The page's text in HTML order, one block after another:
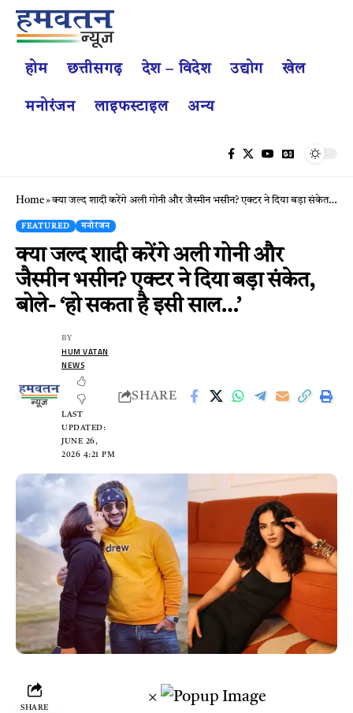
होम छत्तीसगढ़ देश – विदेश उद्योग खेल
मनोरंजन लाइफस्टाइल अन्य
Home»क्या जल्द शादी करेंगे अली गोनी और जैस्मीन भसीन? एक्टर ने दिया बड़ा संकेत, बोले- ‘हो सकता है इसी साल…’
FEATURED मनोरंजन
क्या जल्द शादी करेंगे अली गोनी और
जैस्मीन भसीन? एक्टर ने दिया बड़ा संकेत,
बोले- ‘हो सकता है इसी साल…’
LAST
UPDATED:
JUNE 26,
2026 4:21 PM
BY
HUM VATAN
NEWS
SHARE
SHARE
×